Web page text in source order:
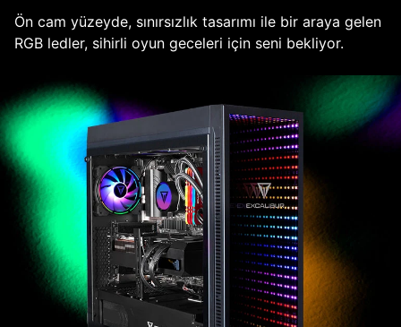
Ön cam yüzeyde, sınırsızlık tasarımı ile bir araya gelen
RGB ledler, sihirli oyun geceleri için seni bekliyor.